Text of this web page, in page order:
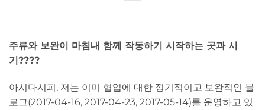
주류와 보완이 마침내 함께 작동하기 시작하는 곳과 시
기????
아시다시피, 저는 이미 협업에 대한 정기적이고 보완적인 블
로그(2017-04-16, 2017-04-23, 2017-05-14)를 운영하고 있